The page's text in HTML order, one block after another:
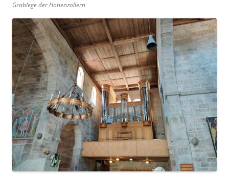
Grablege der Hohenzollern